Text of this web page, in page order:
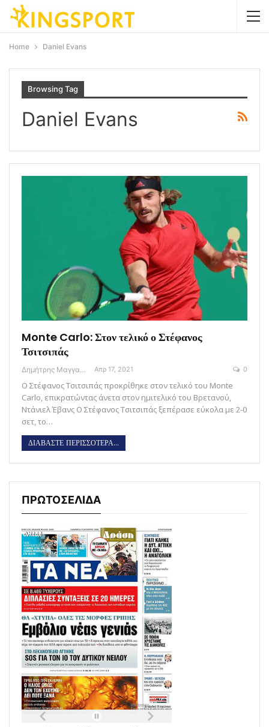
Home Daniel Evans
Browsing Tag
Daniel Evans
Monte Carlo: Στον τελικό ο Στέφανος
Τσιτσιπάς
Δημήτρης Μαγγανάρης Απρ 17, 2021 0
Ο Στέφανος Τσιτσιπάς προκρίθηκε στον τελικό του Monte
Carlo, επικρατώντας άνετα στον ημιτελικό του Βρετανού,
Ντάνιελ Έβανς Ο Στέφανος Τσιτσιπάς ξεπέρασε εύκολα με 2-0
σετ, το…
ΔΙΑΒΑΣΤΕ ΠΕΡΙΣΣΟΤΕΡΑ...
ΠΡΩΤΟΣΕΛΙΔΑ